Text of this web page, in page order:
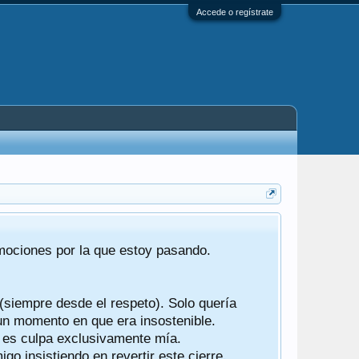
Accede o regístrate
por la que estoy pasando.
desde el respeto). Solo quería
momento en que era insostenible.
culpa exclusivamente mía.
insistiendo en revertir este cierre.